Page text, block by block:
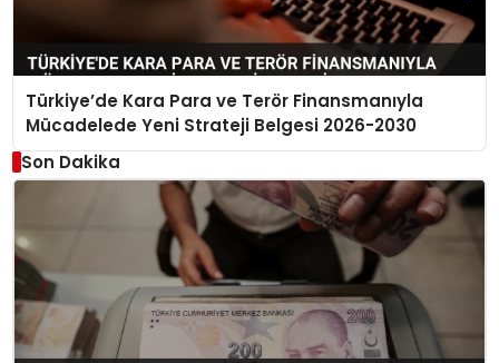
Türkiye’de Kara Para ve Terör Finansmanıyla
Mücadelede Yeni Strateji Belgesi 2026-2030
Son Dakika